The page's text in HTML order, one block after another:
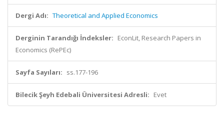
Dergi Adı: Theoretical and Applied Economics
Derginin Tarandığı İndeksler: EconLit, Research Papers in
Economics (RePEc)
Sayfa Sayıları: ss.177-196
Bilecik Şeyh Edebali Üniversitesi Adresli: Evet